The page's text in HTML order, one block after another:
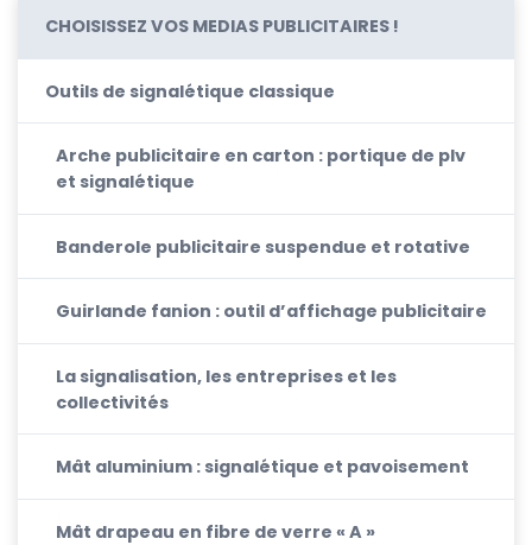
CHOISISSEZ VOS MEDIAS PUBLICITAIRES !
Outils de signalétique classique
Arche publicitaire en carton : portique de plv
et signalétique
Banderole publicitaire suspendue et rotative
Guirlande fanion : outil d’affichage publicitaire
La signalisation, les entreprises et les
collectivités
Mât aluminium : signalétique et pavoisement
Mât drapeau en fibre de verre « A »